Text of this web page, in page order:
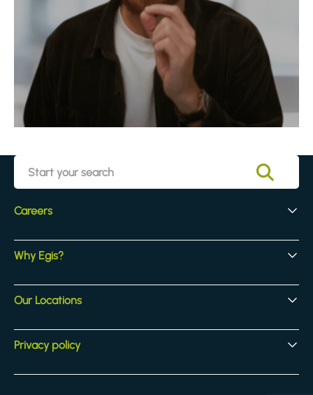
Careers
Early Careers
Experienced Hires
Core Jobs
Why Egis?
Our Culture
Our Activites
Benefits
Our Locations
Locations
Privacy policy
Legal & compliance